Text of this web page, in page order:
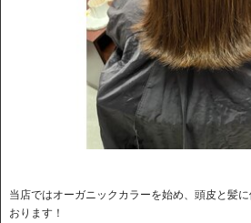
当店ではオーガニックカラーを始め、頭皮と髪
おります！